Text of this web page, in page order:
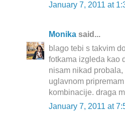
January 7, 2011 at
Monika said...
blago tebi s takvim
fotkama izgleda kao
nisam nikad
uglavnom
kombinacije. draga
January 7, 2011 at